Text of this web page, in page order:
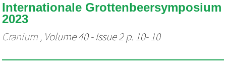
Internationale Grottenbeersymposium
2023
Cranium , Volume 40 - Issue 2 p. 10- 10